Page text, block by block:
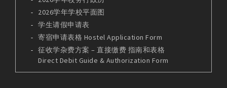
2026学年学校平面图
学生请假申请表
寄宿申请表格 Hostel Application Form
征收学杂费方案 – 直接缴费 指南和表格
Direct Debit Guide & Authorization Form